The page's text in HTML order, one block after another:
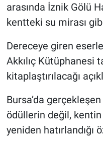
arasında İznik Gölü
kentteki su mirası
Dereceye giren
Akkılıç Kütüphanesi
kitaplaştırılacağı
Bursa’da
ödüllerin değil, kentin
yeniden